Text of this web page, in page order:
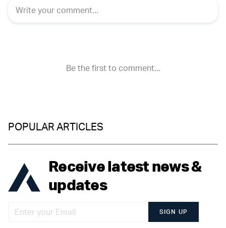
POPULAR ARTICLES
Receive latest news &
updates
SIGN UP